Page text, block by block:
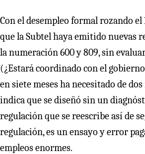
Con el desempleo formal rozando el
que la Subtel haya emitido nuevas
la numeración 600 y 809, sin
(¿Estará coordinado con el
en siete meses ha necesitado de
indica que se diseñó sin un
regulación que se reescribe así de
regulación, es un ensayo y error
empleos enormes.